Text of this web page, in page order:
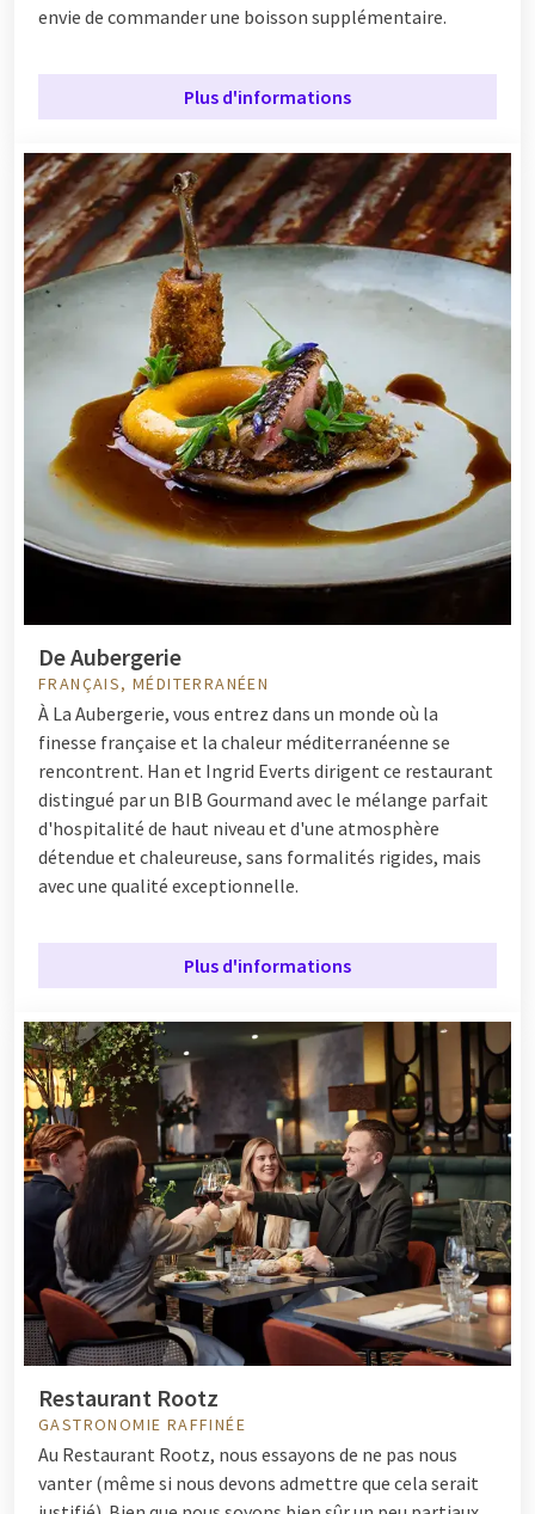
envie de commander une boisson supplémentaire.
Plus d'informations
De Aubergerie
FRANÇAIS, MÉDITERRANÉEN
À La Aubergerie, vous entrez dans un monde où la
finesse française et la chaleur méditerranéenne se
rencontrent. Han et Ingrid Everts dirigent ce restaurant
distingué par un BIB Gourmand avec le mélange parfait
d'hospitalité de haut niveau et d'une atmosphère
détendue et chaleureuse, sans formalités rigides, mais
avec une qualité exceptionnelle.
Plus d'informations
Restaurant Rootz
GASTRONOMIE RAFFINÉE
Au Restaurant Rootz, nous essayons de ne pas nous
vanter (même si nous devons admettre que cela serait